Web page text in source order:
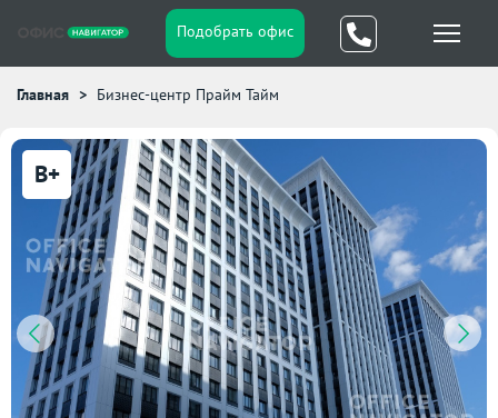
Подобрать офис
Главная Бизнес-центр Прайм Тайм
B+